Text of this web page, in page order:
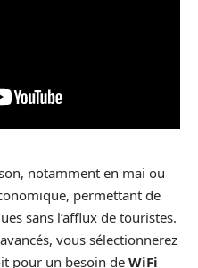
notamment en mai ou
permettant de
sans l’afflux de touristes.
vous sélectionnerez
pour un besoin de WiFi